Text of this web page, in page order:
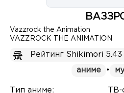
Vazzrock the Animation
VAZZROCK THE ANIMATION
Рейтинг Shikimori 5.43
аниме •
Тип аниме: